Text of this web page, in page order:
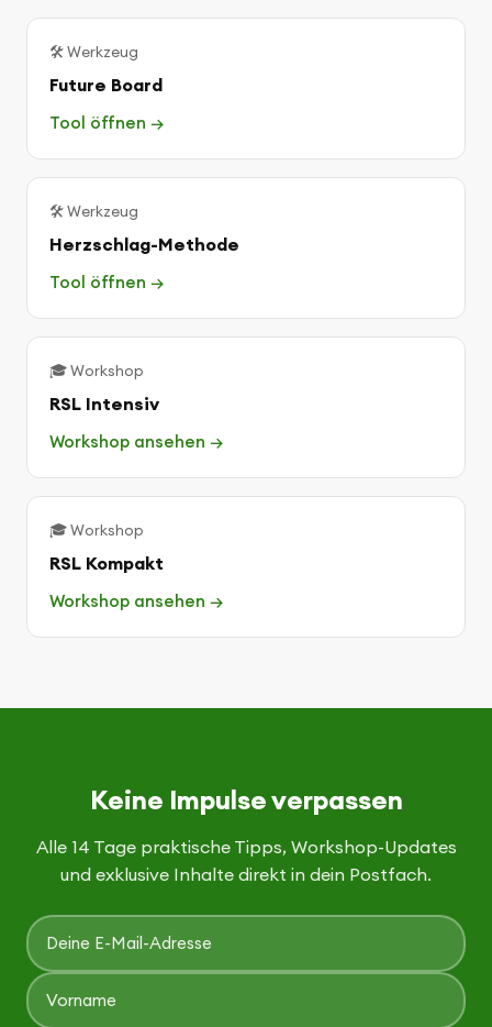
🛠 Werkzeug
Future Board
Tool öffnen →
🛠 Werkzeug
Herzschlag-Methode
Tool öffnen →
🎓 Workshop
RSL Intensiv
Workshop ansehen →
🎓 Workshop
RSL Kompakt
Workshop ansehen →
Keine Impulse verpassen
Alle 14 Tage praktische Tipps, Workshop-Updates
und exklusive Inhalte direkt in dein Postfach.